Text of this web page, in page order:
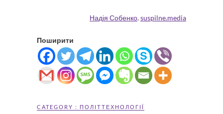
Надія Собенко.suspilne.media
Поширити
CATEGORY : ПОЛІТТЕХНОЛОГІЇ